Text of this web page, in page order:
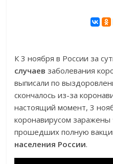
К 3 ноября в России за
случаев заболевания
выписали по
скончалось из-за
настоящий момент, 3
коронавирусом заражены
прошедших полную
населения России.